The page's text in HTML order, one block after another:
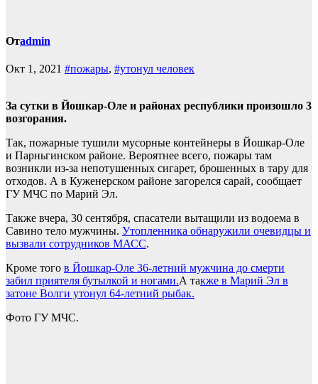
Отadmin
Окт 1, 2021 #пожары, #утонул человек
За сутки в Йошкар-Оле и районах республики произошло 3
возгорания.
Так, пожарные тушили мусорные контейнеры в Йошкар-Оле
и Парньгинском районе. Вероятнее всего, пожары там
возникли из-за непотушенных сигарет, брошенных в тару для
отходов. А в Куженерском районе загорелся сарай, сообщает
ГУ МЧС по Марий Эл.
Также вчера, 30 сентября, спасатели вытащили из водоема в
Савино тело мужчины. Утопленника обнаружили очевидцы и
вызвали сотрудников МАСС.
Кроме того в Йошкар-Оле 36-летний мужчина до смерти
забил приятеля бутылкой и ногами.А также в Марий Эл в
затоне Волги утонул 64-летний рыбак.
Фото ГУ МЧС.